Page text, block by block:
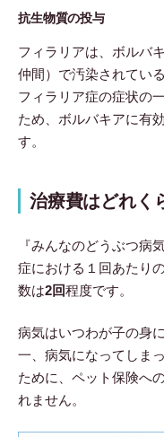
抗生物質の投与
フィラリアは、ボルバ
仲間）で汚染されてい
フィラリア症の症状の
ため、ボルバキアに有
す。
治療費はどれく
『みんなのどうぶつ病
症における１回あたり
数は2回程度です。
病気はいつわが子の身
一、病気になってしま
ために、ペット保険へ
れません。